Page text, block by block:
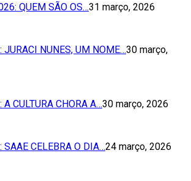
QUEM SÃO OS…31 março, 2026
JURACI NUNES, UM NOME…30 março,
A CULTURA CHORA A…30 março, 2026
SAAE CELEBRA O DIA…24 março, 2026